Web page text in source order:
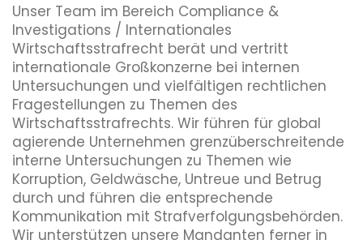
Unser Team im Bereich Compliance &
Investigations / Internationales
Wirtschaftsstrafrecht berät und vertritt
internationale Großkonzerne bei internen
Untersuchungen und vielfältigen rechtlichen
Fragestellungen zu Themen des
Wirtschaftsstrafrechts. Wir führen für global
agierende Unternehmen grenzüberschreitende
interne Untersuchungen zu Themen wie
Korruption, Geldwäsche, Untreue und Betrug
durch und führen die entsprechende
Kommunikation mit Strafverfolgungsbehörden.
Wir unterstützen unsere Mandanten ferner in